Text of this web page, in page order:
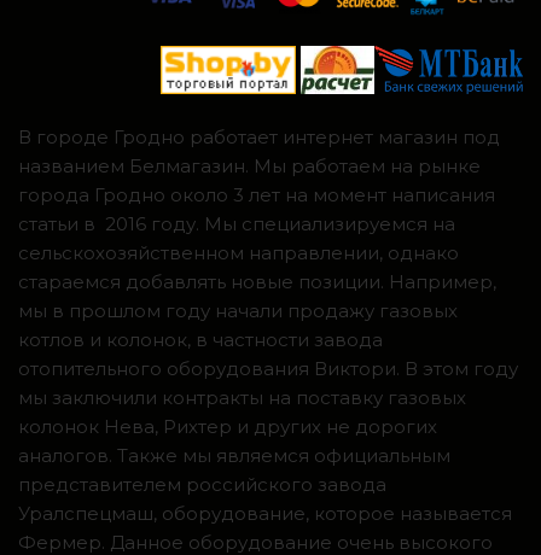
В городе Гродно работает интернет магазин под
названием Белмагазин. Мы работаем на рынке
города Гродно около 3 лет на момент написания
статьи в 2016 году. Мы специализируемся на
сельскохозяйственном направлении, однако
стараемся добавлять новые позиции. Например,
мы в прошлом году начали продажу газовых
котлов и колонок, в частности завода
отопительного оборудования Виктори. В этом году
мы заключили контракты на поставку газовых
колонок Нева, Рихтер и других не дорогих
аналогов. Также мы являемся официальным
представителем российского завода
Уралспецмаш, оборудование, которое называется
Фермер. Данное оборудование очень высокого